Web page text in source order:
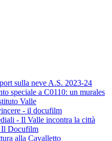
sulla neve A.S. 2023-24
speciale a C0110: un murales
Valle
- il docufilm
- Il Valle incontra la città
Il Docufilm
alla Cavalletto